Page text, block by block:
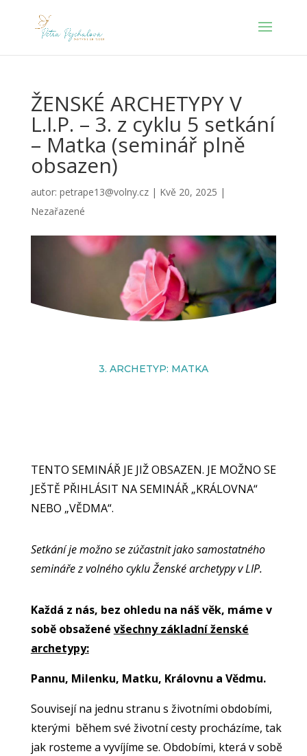
ŽENSKÉ ARCHETYPY V
L.I.P. – 3. z cyklu 5 setkání
– Matka (seminář plně
obsazen)
autor: petrape13@volny.cz| Kvě 20, 2025 |
Nezařazené
3. ARCHETYP: MATKA
TENTO SEMINÁŘ JE JIŽ OBSAZEN. JE MOŽNO SE
JEŠTĚ PŘIHLÁSIT NA SEMINÁŘ „KRÁLOVNA“
NEBO „VĚDMA“.
Setkání je možno se zúčastnit jako samostatného
semináře z volného cyklu Ženské archetypy v LIP.
Každá z nás, bez ohledu na náš věk, máme v
sobě obsažené všechny základní ženské
archetypy:
Pannu, Milenku, Matku, Královnu a Vědmu.
Souvisejí na jednu stranu s životními obdobími,
kterými během své životní cesty procházíme, tak
jak rosteme a vyvíjíme se. Obdobími, která v sobě